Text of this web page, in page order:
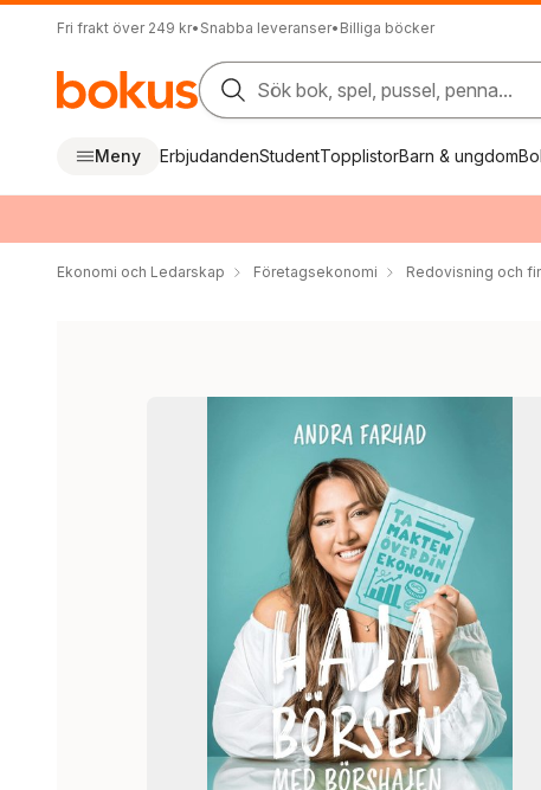
Fri frakt över 249 kr• Snabba leveranser• Billiga böcker
Sök bok, spel, pussel, penna...
Meny ErbjudandenStudentTopplistorBarn & ungdom
Ekonomi och Ledarskap Företagsekonomi Redovisning och